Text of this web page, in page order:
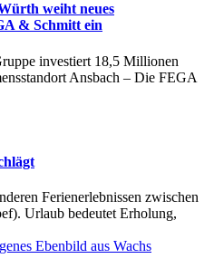
weiht neues
& Schmitt ein
investiert 18,5 Millionen
Ansbach – Die FEGA
Ferienerlebnissen zwischen
Urlaub bedeutet Erholung,